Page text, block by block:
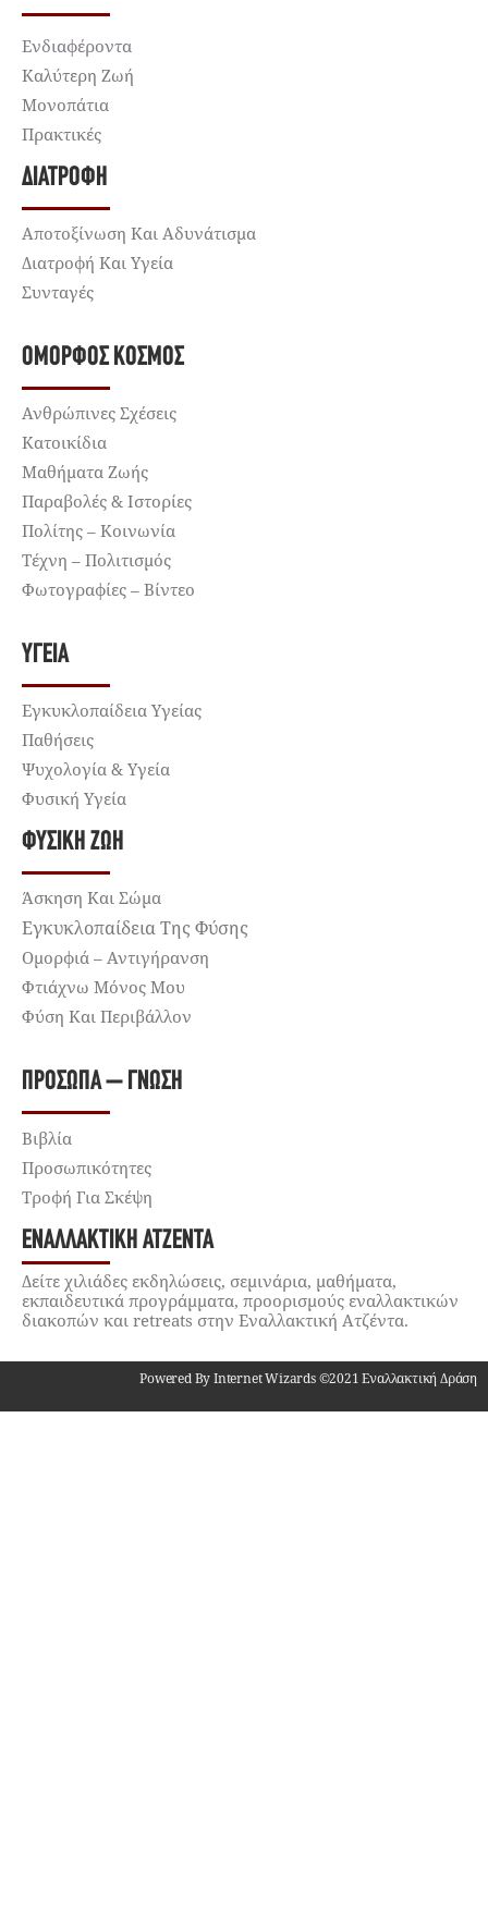
Ενδιαφέροντα
Καλύτερη Ζωή
Μονοπάτια
Πρακτικές
ΔΙΑΤΡΟΦΉ
Αποτοξίνωση Και Αδυνάτισμα
Διατροφή Και Υγεία
Συνταγές
ΌΜΟΡΦΟΣ ΚΌΣΜΟΣ
Ανθρώπινες Σχέσεις
Κατοικίδια
Μαθήματα Ζωής
Παραβολές & Ιστορίες
Πολίτης – Κοινωνία
Τέχνη – Πολιτισμός
Φωτογραφίες – Βίντεο
ΥΓΕΊΑ
Εγκυκλοπαίδεια Υγείας
Παθήσεις
Ψυχολογία & Υγεία
Φυσική Υγεία
ΦΥΣΙΚΉ ΖΩΉ
Άσκηση Και Σώμα
Εγκυκλοπαίδεια Της Φύσης
Ομορφιά – Αντιγήρανση
Φτιάχνω Μόνος Μου
Φύση Και Περιβάλλον
ΠΡΌΣΩΠΑ – ΓΝΏΣΗ
Βιβλία
Προσωπικότητες
Τροφή Για Σκέψη
ΕΝΑΛΛΑΚΤΙΚΉ ΑΤΖΈΝΤΑ
Δείτε χιλιάδες εκδηλώσεις, σεμινάρια, μαθήματα,
εκπαιδευτικά προγράμματα, προορισμούς εναλλακτικών
διακοπών και retreats στην Εναλλακτική Ατζέντα.
Powered By Internet Wizards ©2021 Εναλλακτική Δράση